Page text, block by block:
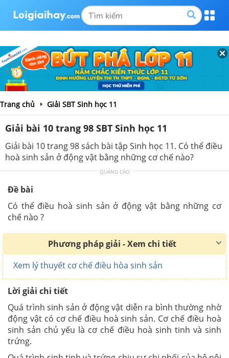
Trang chủ Giải SBT Sinh học 11
Giải bài 10 trang 98 SBT Sinh học 11
Giải bài 10 trang 98 sách bài tập Sinh học 11. Có thể điều
hoà sinh sản ở động vật bằng những cơ chế nào?
QUẢNG CÁO
Đề bài
Có thể điều hoà sinh sản ở động vật bằng những cơ
chế nào ?
Phương pháp giải - Xem chi tiết
Xem lý thuyết cơ chế điều hòa sinh sản
Lời giải chi tiết
Quá trình sinh sản ở động vật diễn ra bình thường nhờ
động vật có cơ chế điều hoà sinh sản. Cơ chế điều hoà
sinh sản chủ yếu là cơ chế điều hoà sinh tinh và sinh
trứng.